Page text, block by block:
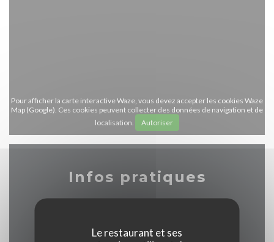
Le restaurant et ses
Pour afficher la carte interactive Waze, vous devez accepter les cookies Waze
Map (Google). Ces cookies peuvent collecter des données de navigation et de
localisation.
Autoriser
Infos pratiques
Cuisine